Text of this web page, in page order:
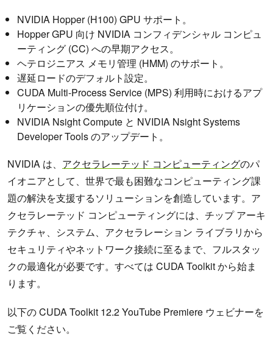
NVIDIA Hopper (H100) GPU サポート。
Hopper GPU 向け NVIDIA コンフィデンシャル コンピュ
ーティング (CC) への早期アクセス。
ヘテロジニアス メモリ管理 (HMM) のサポート。
遅延ロードのデフォルト設定。
CUDA Multi-Process Service (MPS) 利用時におけるアプ
リケーションの優先順位付け。
NVIDIA Nsight Compute と NVIDIA Nsight Systems
Developer Tools のアップデート。
NVIDIA は、 アクセラレーテッド コンピューティングのパ
イオニアとして、世界で最も困難なコンピューティング課
題の解決を支援するソリューションを創造しています。ア
クセラレーテッド コンピューティングには、チップ アーキ
テクチャ、システム、アクセラレーション ライブラリから
セキュリティやネットワーク接続に至るまで、フルスタッ
クの最適化が必要です。すべては CUDA Toolkit から始ま
ります。
以下の CUDA Toolkit 12.2 YouTube Premiere ウェビナーを
ご覧ください。